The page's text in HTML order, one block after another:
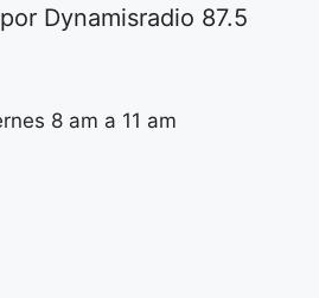
Dynamisradio 87.5
8 am a 11 am